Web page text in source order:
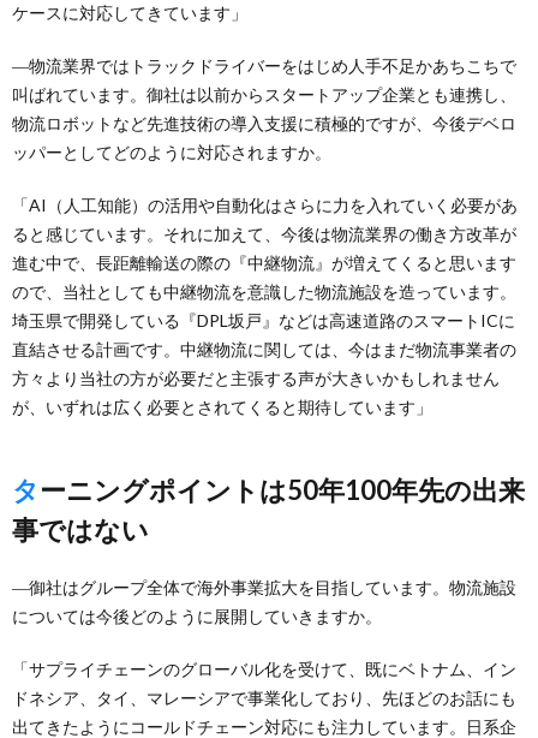
ケースに対応してきています」
―物流業界ではトラックドライバーをはじめ人手不足かあちこちで
叫ばれています。御社は以前からスタートアップ企業とも連携し、
物流ロボットなど先進技術の導入支援に積極的ですが、今後デベロ
ッパーとしてどのように対応されますか。
「AI（人工知能）の活用や自動化はさらに力を入れていく必要があ
ると感じています。それに加えて、今後は物流業界の働き方改革が
進む中で、長距離輸送の際の『中継物流』が増えてくると思います
ので、当社としても中継物流を意識した物流施設を造っています。
埼玉県で開発している『DPL坂戸』などは高速道路のスマートICに
直結させる計画です。中継物流に関しては、今はまだ物流事業者の
方々より当社の方が必要だと主張する声が大きいかもしれません
が、いずれは広く必要とされてくると期待しています」
ターニングポイントは50年100年先の出来
事ではない
―御社はグループ全体で海外事業拡大を目指しています。物流施設
については今後どのように展開していきますか。
「サプライチェーンのグローバル化を受けて、既にベトナム、イン
ドネシア、タイ、マレーシアで事業化しており、先ほどのお話にも
出てきたようにコールドチェーン対応にも注力しています。日系企